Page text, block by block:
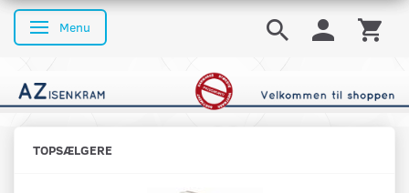
Skifte navigation
Menu
TOPSÆLGERE